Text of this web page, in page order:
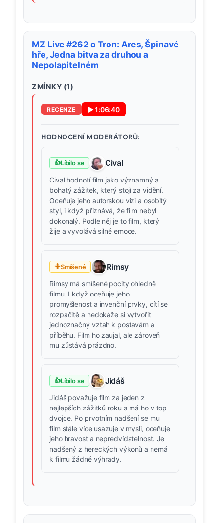
MZ Live #262 o Tron: Ares, Špinavé
hře, Jedna bitva za druhou a
Nepolapitelném
ZMÍNKY (1)
RECENZE ▶1:06:40
HODNOCENÍ MODERÁTORŮ:
👍Líbilo se Cival
Cival hodnotí film jako významný a
bohatý zážitek, který stojí za vidění.
Oceňuje jeho autorskou vizi a osobitý
styl, i když přiznává, že film nebyl
dokonalý. Podle něj je to film, který
žije a vyvolává silné emoce.
🤷Smíšené Rimsy
Rimsy má smíšené pocity ohledně
filmu. I když oceňuje jeho
promyšlenost a invenční prvky, cítí se
rozpačitě a nedokáže si vytvořit
jednoznačný vztah k postavám a
příběhu. Film ho zaujal, ale zároveň
mu zůstává prázdno.
👍Líbilo se Jidáš
Jidáš považuje film za jeden z
nejlepších zážitků roku a má ho v top
dvojce. Po prvotním nadšení se mu
film stále více usazuje v mysli, oceňuje
jeho hravost a nepredvídatelnost. Je
nadšený z hereckých výkonů a nemá
k filmu žádné výhrady.